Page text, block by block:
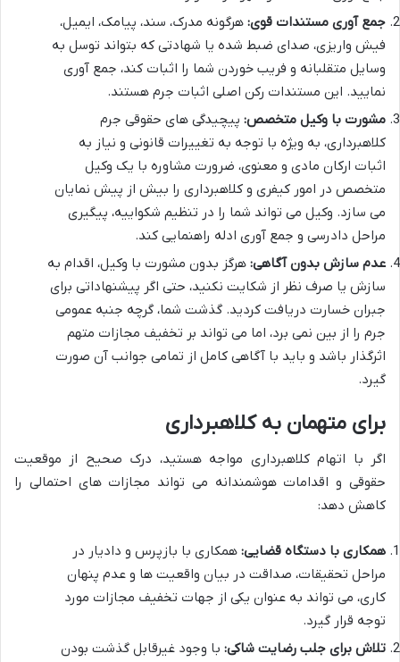
جمع آوری مستندات قوی: هرگونه مدرک، سند، پیامک، ایمیل،
فیش واریزی، صدای ضبط شده یا شهادتی که بتواند توسل به
وسایل متقلبانه و فریب خوردن شما را اثبات کند، جمع آوری
نمایید. این مستندات رکن اصلی اثبات جرم هستند.
مشورت با وکیل متخصص: پیچیدگی های حقوقی جرم
کلاهبرداری، به ویژه با توجه به تغییرات قانونی و نیاز به
اثبات ارکان مادی و معنوی، ضرورت مشاوره با یک وکیل
متخصص در امور کیفری و کلاهبرداری را بیش از پیش نمایان
می سازد. وکیل می تواند شما را در تنظیم شکواییه، پیگیری
مراحل دادرسی و جمع آوری ادله راهنمایی کند.
عدم سازش بدون آگاهی: هرگز بدون مشورت با وکیل، اقدام به
سازش یا صرف نظر از شکایت نکنید، حتی اگر پیشنهاداتی برای
جبران خسارت دریافت کردید. گذشت شما، گرچه جنبه عمومی
جرم را از بین نمی برد، اما می تواند بر تخفیف مجازات متهم
اثرگذار باشد و باید با آگاهی کامل از تمامی جوانب آن صورت
گیرد.
برای متهمان به کلاهبرداری
اگر با اتهام کلاهبرداری مواجه هستید، درک صحیح از موقعیت
حقوقی و اقدامات هوشمندانه می تواند مجازات های احتمالی را
کاهش دهد:
همکاری با دستگاه قضایی: همکاری با بازپرس و دادیار در
مراحل تحقیقات، صداقت در بیان واقعیت ها و عدم پنهان
کاری، می تواند به عنوان یکی از جهات تخفیف مجازات مورد
توجه قرار گیرد.
تلاش برای جلب رضایت شاکی: با وجود غیرقابل گذشت بودن